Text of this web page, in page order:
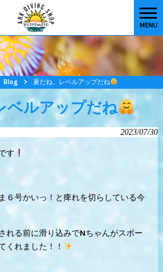
MENU
Blog > 夏だね、レベルアップだね
ベルアップだね
2023/07/30
す
６号かいっ！と痺れを切らしている今
れる前に滑り込みでNちゃんがスポー
くれました！！